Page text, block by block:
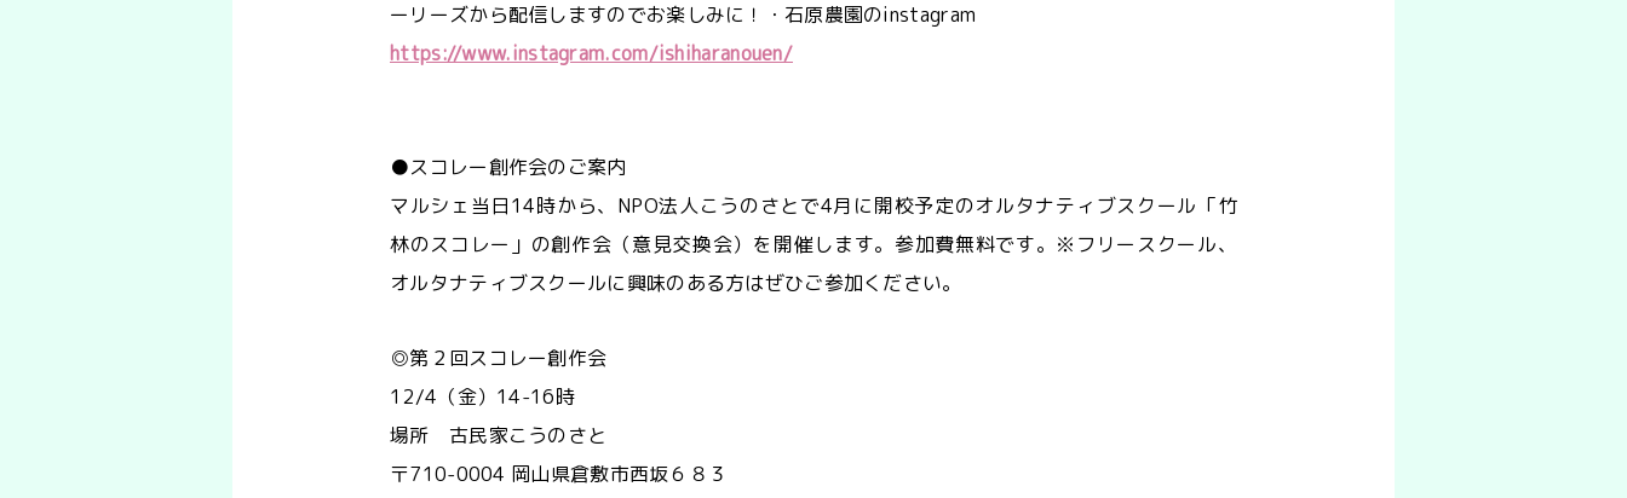
ーリーズから配信しますのでお楽しみに！・石原農園のinstagram
https://www.instagram.com/ishiharanouen/
●スコレー創作会のご案内
マルシェ当日14時から、NPO法人こうのさとで4月に開校予定のオルタナティブスクール「竹
林のスコレー」の創作会（意見交換会）を開催します。参加費無料です。※フリースクール、
オルタナティブスクールに興味のある方はぜひご参加ください。
◎第２回スコレー創作会
12/4（金）14-16時
場所 古民家こうのさと
〒710-0004 岡山県倉敷市西坂６８３